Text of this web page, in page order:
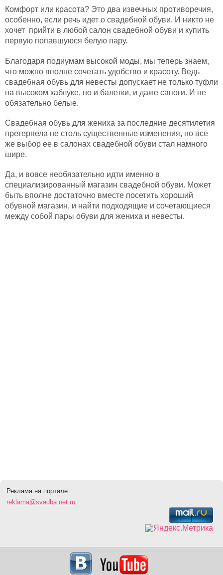
Комфорт или красота? Это два извечных противоречия,
особенно, если речь идет о свадебной обуви. И никто не
хочет прийти в любой салон свадебной обуви и купить
первую попавшуюся белую пару.
Благодаря подиумам высокой моды, мы теперь знаем,
что можно вполне сочетать удобство и красоту. Ведь
свадебная обувь для невесты допускает не только туфли
на высоком каблуке, но и балетки, и даже сапоги. И не
обязательно белые.
Свадебная обувь для жениха за последние десятилетия
претерпела не столь существенные изменения, но все
же выбор ее в салонах свадебной обуви стал намного
шире.
Да, и вовсе необязательно идти именно в
специализированный магазин свадебной обуви. Может
быть вполне достаточно вместе посетить хороший
обувной магазин, и найти подходящие и сочетающиеся
между собой пары обуви для жениха и невесты.
Реклама на портале:
reklama@svadba.net.ru